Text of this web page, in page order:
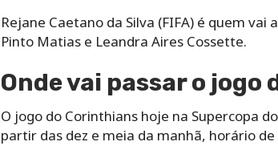
Rejane Caetano da Silva (FIFA) é quem
Pinto Matias e Leandra Aires Cossette.
Onde vai passar o
O jogo do Corinthians hoje na Supercopa
partir das dez e meia da manhã, horário de